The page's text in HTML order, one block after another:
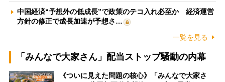
中国経済“予想外の低成長”で政策のテコ入れ必至か 経済運営
方針の修正で成長加速が予想さ…
一覧を見る
「みんなで大家さん」配当ストップ騒動の内幕
《ついに見えた問題の核心》「みんなで大家さ